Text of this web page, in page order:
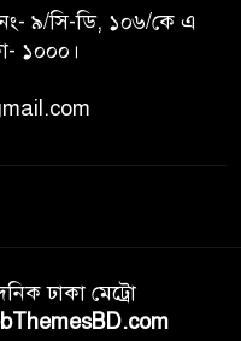
৯/সি-ডি, ১০৬/কে এ
১০০০।
ঢাকা মেট্রো